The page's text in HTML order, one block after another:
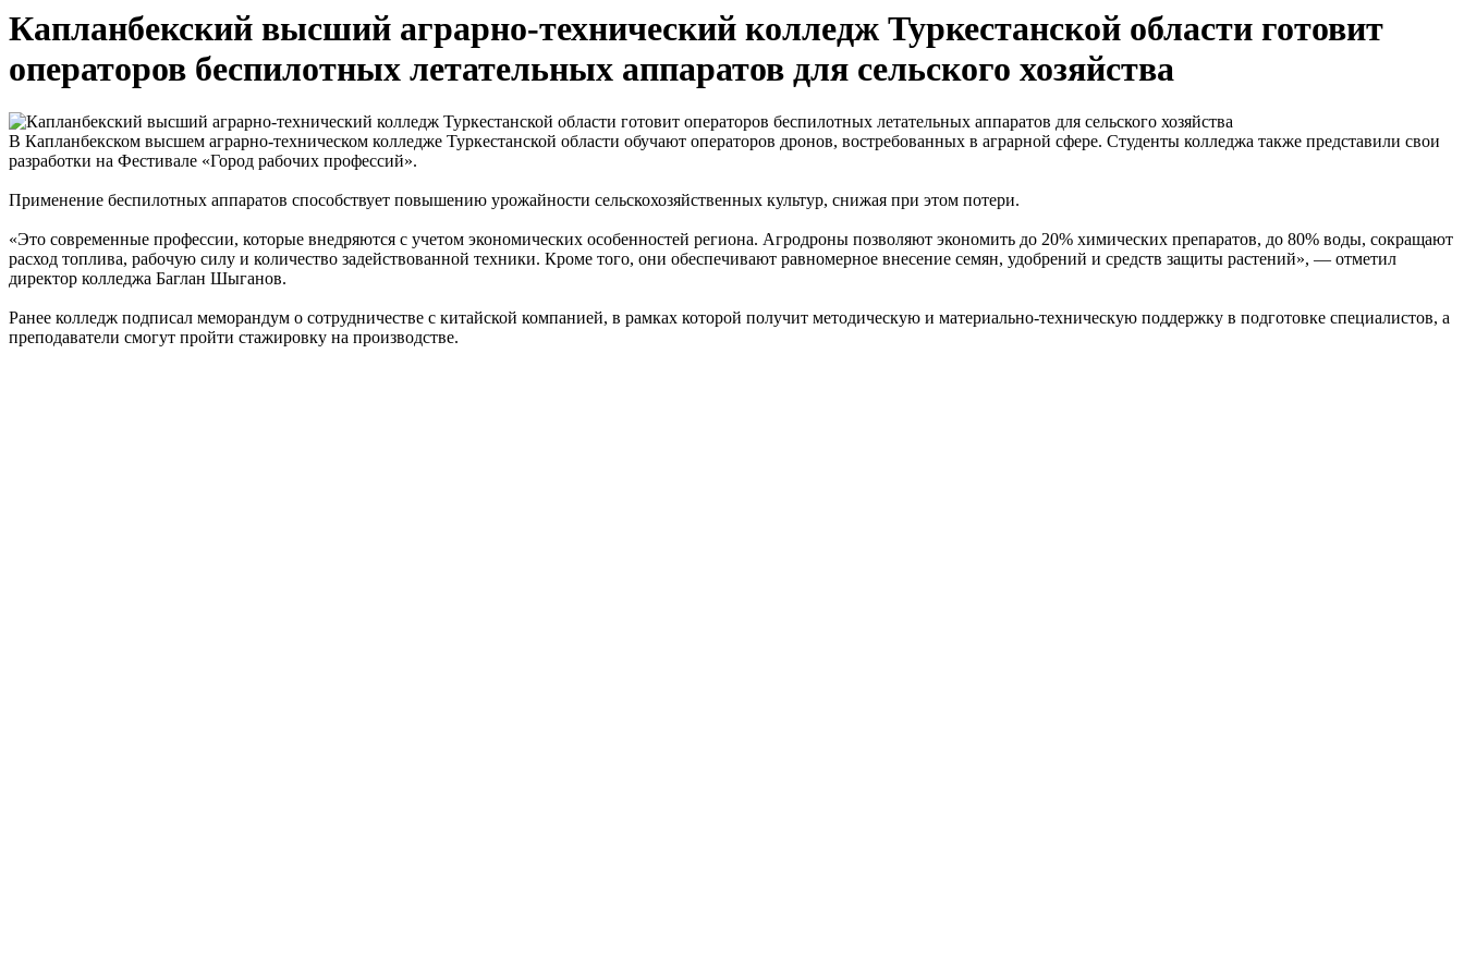
Капланбекский высший аграрно-технический колледж Туркестанской области готовит
операторов беспилотных летательных аппаратов для сельского хозяйства
В Капланбекском высшем аграрно-техническом колледже Туркестанской области обучают операторов дронов, востребованных в аграрной сфере. Студенты колледжа также представили свои
разработки на Фестивале «Город рабочих профессий».
Применение беспилотных аппаратов способствует повышению урожайности сельскохозяйственных культур, снижая при этом потери.
«Это современные профессии, которые внедряются с учетом экономических особенностей региона. Агродроны позволяют экономить до 20% химических препаратов, до 80% воды, сокращают
расход топлива, рабочую силу и количество задействованной техники. Кроме того, они обеспечивают равномерное внесение семян, удобрений и средств защиты растений», — отметил
директор колледжа Баглан Шыганов.
Ранее колледж подписал меморандум о сотрудничестве с китайской компанией, в рамках которой получит методическую и материально-техническую поддержку в подготовке специалистов, а
преподаватели смогут пройти стажировку на производстве.